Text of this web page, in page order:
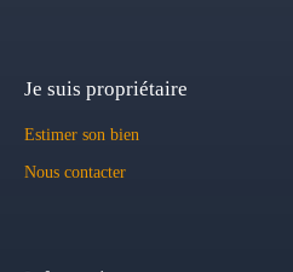
Je suis propriétaire
Estimer son bien
Nous contacter